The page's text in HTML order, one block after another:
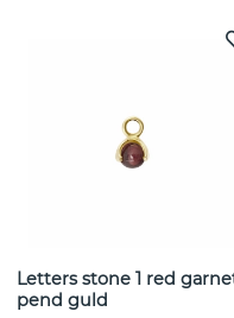
Letters stone 1 red
pend guld